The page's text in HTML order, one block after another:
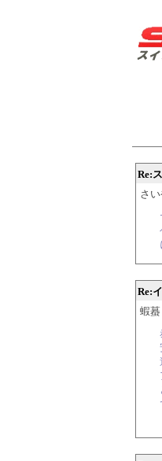
Re:
さ
Re:
蝦蟇